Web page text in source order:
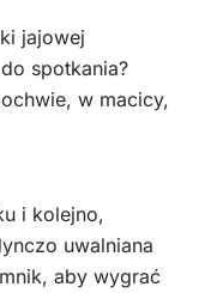
jajowej
spotkania?
w macicy,
i kolejno,
uwalniana
aby wygrać